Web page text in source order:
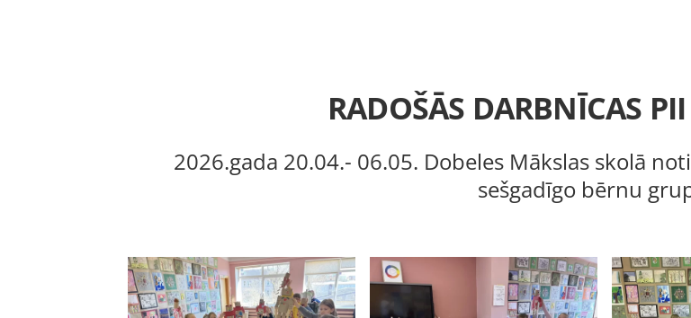
RADOŠĀS DARBNĪCAS
2026.gada 20.04.- 06.05. Dobeles Mākslas skolā
sešgadīgo bērnu